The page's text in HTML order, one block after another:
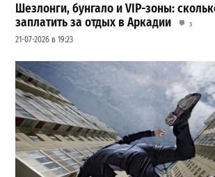
Шезлонги, бунгало и VIP-зоны:
заплатить за отдых в Аркадии
3
21-07-2026 в 19:23